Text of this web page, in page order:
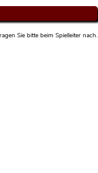
Sie bitte beim Spielleiter nach.